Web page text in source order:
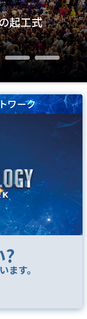
の無限の未
起工式
所のグラン
ープニング
の無限の未
起工式
ワーク
?
ます。